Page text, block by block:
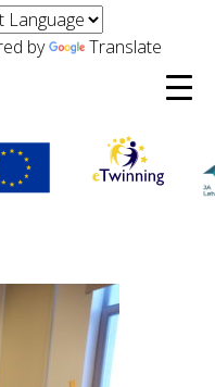
by Translate